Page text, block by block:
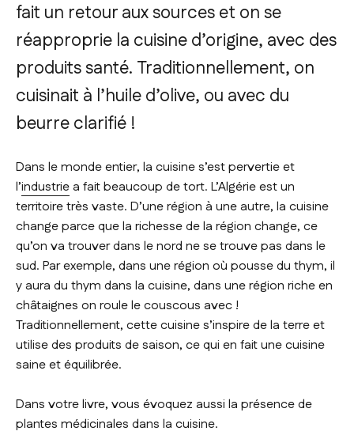
fait un retour aux sources et on se
réapproprie la cuisine d’origine, avec des
produits santé. Traditionnellement, on
cuisinait à l’huile d’olive, ou avec du
beurre clarifié !
Dans le monde entier, la cuisine s’est pervertie et
l’industriea fait beaucoup de tort. L’Algérie est un
territoire très vaste. D’une région à une autre, la cuisine
change parce que la richesse de la région change, ce
qu’on va trouver dans le nord ne se trouve pas dans le
sud. Par exemple, dans une région où pousse du thym, il
y aura du thym dans la cuisine, dans une région riche en
châtaignes on roule le couscous avec !
Traditionnellement, cette cuisine s’inspire de la terre et
utilise des produits de saison, ce qui en fait une cuisine
saine et équilibrée.
Dans votre livre, vous évoquez aussi la présence de
plantes médicinales dans la cuisine.